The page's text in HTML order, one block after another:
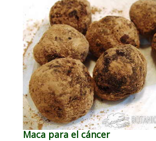
Maca para el cáncer